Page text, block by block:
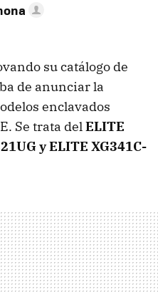
su catálogo de
de anunciar la
enclavados
Se trata delELITE
y ELITE XG341C-